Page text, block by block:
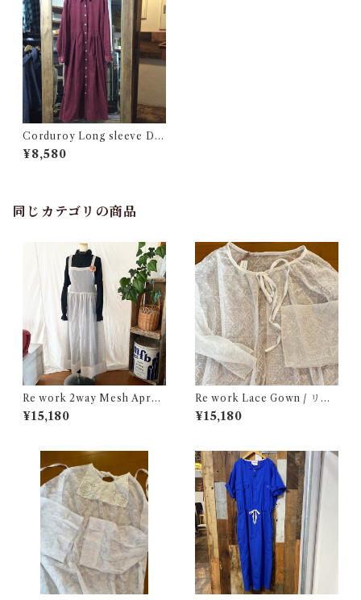
Corduroy Long sleeve Dr
ess / コーデュロイ ロングス
リーブ ドレス 古着
¥8,580
同じカテゴリの商品
Re work 2way Mesh Apron
Dress /リワーク 2way メッシ
ュ エプロン ドレス 古着
¥15,180
Re work Lace Gown / リワ
ーク レース ガウン 古着
¥15,180